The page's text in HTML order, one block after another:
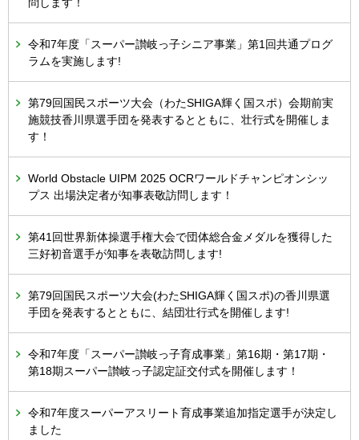
令和7年度「スーパー讃岐っ子シニア事業」第1回共通プログ
ラムを実施します!
第79回国民スポーツ大会（わたSHIGA輝く国スポ）会期前実
施競技香川県選手団を発表するとともに、壮行式を開催しま
す！
World Obstacle UIPM 2025 OCRワールドチャンピオンシッ
プス 出場決定者が知事表敬訪問します！
第41回世界新体操選手権大会で団体総合金メダルを獲得した
三好初音選手が知事を表敬訪問します!
第79回国民スポーツ大会(わたSHIGA輝く国スポ)の香川県選
手団を発表するとともに、結団壮行式を開催します!
令和7年度「スーパー讃岐っ子育成事業」第16期・第17期・
第18期スーパー讃岐っ子認定証交付式を開催します！
令和7年度スーパーアスリート育成事業追加指定選手が決定し
ました